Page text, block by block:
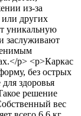
из-за
других
уникальную
заслуживают
p> <p>Каркас
без острых
здоровья
решение
вес